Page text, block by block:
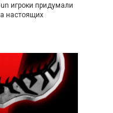
игроки придумали
настоящих